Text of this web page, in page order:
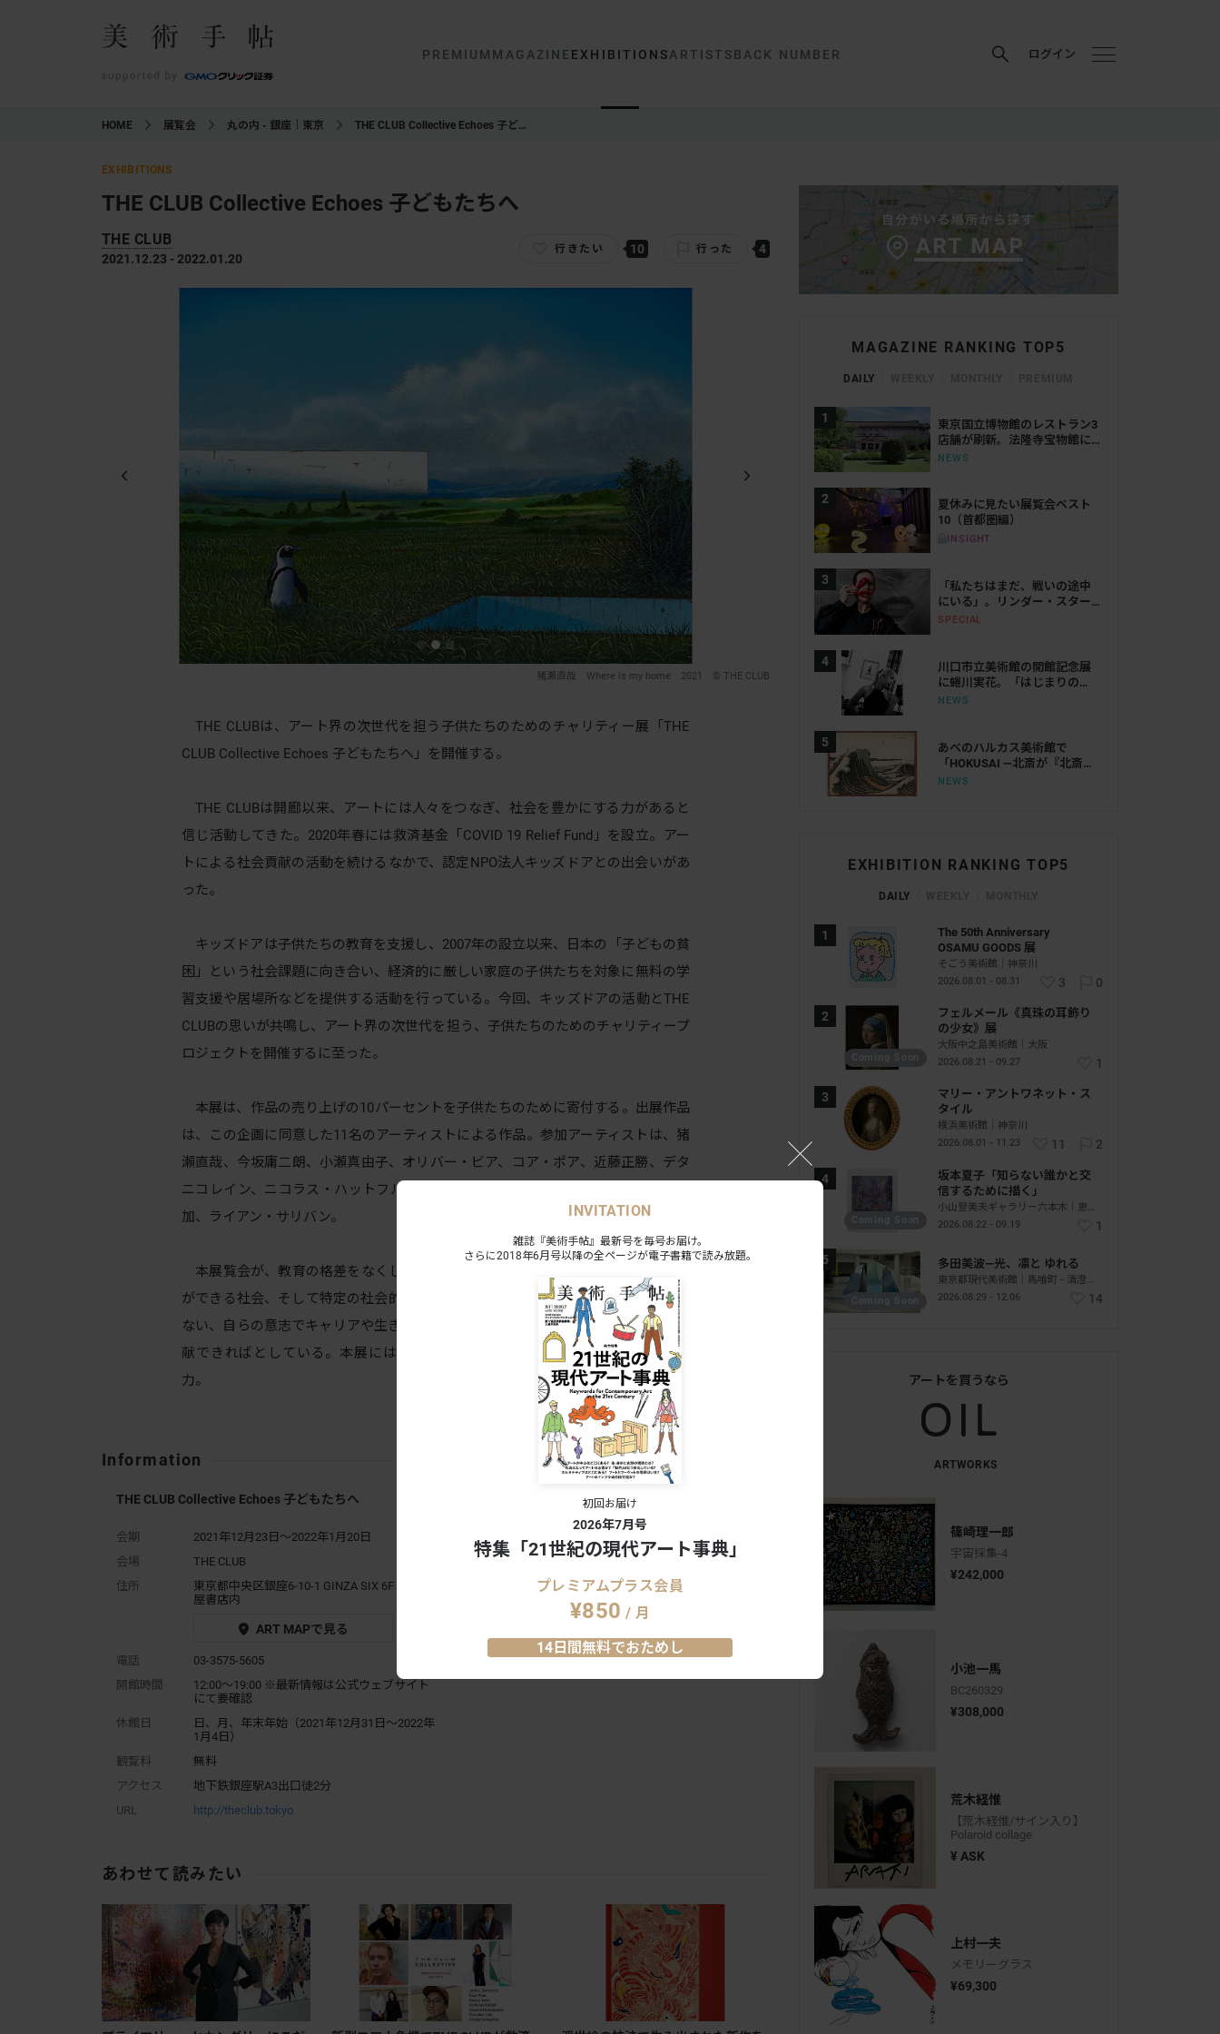
PREMIUM MAGAZINE EXHIBITIONSARTISTSBACK NUMBER ログイン
HOME 展覧会 丸の内 - 銀座｜東京 THE CLUB Collective Echoes ⼦ど…
EXHIBITIONS
THE CLUB Collective Echoes ⼦どもたちへ
THE CLUB
2021.12.23 - 2022.01.20
行きたい 10 行った 4
猪瀬直哉 Where is my home 2021 ©️ THE CLUB
THE CLUBは、アート界の次世代を担う子供たちのためのチャリティー展「THE
CLUB Collective Echoes 子どもたちへ」を開催する。
THE CLUBは開廊以来、アートには人々をつなぎ、社会を豊かにする力があると
信じ活動してきた。2020年春には救済基金「COVID 19 Relief Fund」を設立。アー
トによる社会貢献の活動を続けるなかで、認定NPO法人キッズドアとの出会いがあ
った。
キッズドアは子供たちの教育を支援し、2007年の設立以来、日本の「子どもの貧
困」という社会課題に向き合い、経済的に厳しい家庭の子供たちを対象に無料の学
習支援や居場所などを提供する活動を行っている。今回、キッズドアの活動とTHE
CLUBの思いが共鳴し、アート界の次世代を担う、子供たちのためのチャリティープ
ロジェクトを開催するに至った。
本展は、作品の売り上げの10パーセントを子供たちのために寄付する。出展作品
は、この企画に同意した11名のアーティストによる作品。参加アーティストは、猪
瀬直哉、今坂庸⼆朗、⼩瀬真由⼦、オリバー・ビア、コア・ポア、近藤正勝、デタ
ニコレイン、ニコラス・ハットフル、ピエール=エリィ・ド・ピブラック、⼭下紘
加、ライアン・サリバン。
本展覧会が、教育の格差をなくし、すべての子供たちが平等に知識を深めること
ができる社会、そして特定の社会的立場や格差によって消去法で選ばれた選択では
ない、自らの意志でキャリアや生き方を選ぶことのできる基盤づくりに少しでも貢
献できればとしている。本展にはSadie Coles HQならびにThaddaeus Ropacが協
力。
Information
THE CLUB Collective Echoes ⼦どもたちへ
会期
2021年12月23日～2022年1月20日
会場
THE CLUB
住所
東京都中央区銀座6-10-1 GINZA SIX 6F 銀座蔦
屋書店内
ART MAPで見る
電話
03-3575-5605
開館時間
12:00～19:00 ※最新情報は公式ウェブサイト
にて要確認
休館日
日、月、年末年始（2021年12月31日〜2022年
1月4日）
観覧料
無料
アクセス
地下鉄銀座駅A3出口徒2分
URL
http://theclub.tokyo
あわせて読みたい
MAGAZINE RANKING TOP5
DAILY
東京国立博物館のレストラン3
店舗が刷新。法隆寺宝物館に
は「鮨会席 おく乃」がオープ
NEWS
夏休みに見たい展覧会ベスト
10（首都圏編）
INSIGHT
「私たちはまだ、戦いの途中
にいる」。リンダー・スター
リングが語る、表現と抵抗の
SPECIAL
川口市立美術館の開館記念展
に蜷川実花。「はじまりの
光」で創作の原点をたどる
NEWS
あべのハルカス美術館で
「HOKUSAI ―北斎が『北斎』
だった時代―」が来年開催。
NEWS
EXHIBITION RANKING TOP5
DAILY
The 50th Anniversary
OSAMU GOODS 展
そごう美術館｜神奈川
2026.08.01 - 08.31
3 0
フェルメール《真珠の耳飾り
の少女》展
大阪中之島美術館｜大阪
2026.08.21 - 09.27
1
マリー・アントワネット・ス
タイル
横浜美術館｜神奈川
2026.08.01 - 11.23
11 2
坂本夏子「知らない誰かと交
信するために描く」
2026.08.22 - 09.19
1
多田美波―光、凛と ゆれる
東京都現代美術館｜馬喰町 - 清澄白河｜東京
2026.08.29 - 12.06
14
アートを買うなら
ARTWORKS
篠崎理一郎
宇宙採集-4
¥242,000
小池一馬
BC260329
¥308,000
荒木経惟
【荒木経惟/サイン入り】
Polaroid collage
¥ ASK
上村一夫
メモリーグラス
¥69,300
INVITATION
雑誌『美術手帖』最新号を毎号お届け。
さらに2018年6月号以降の全ページが電子書籍で読み放題。
初回お届け
2026年7月号
特集「21世紀の現代アート事典」
プレミアムプラス会員
¥850 / 月
14日間無料でおためし